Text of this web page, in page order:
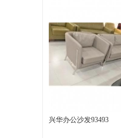
兴华办公沙发93493